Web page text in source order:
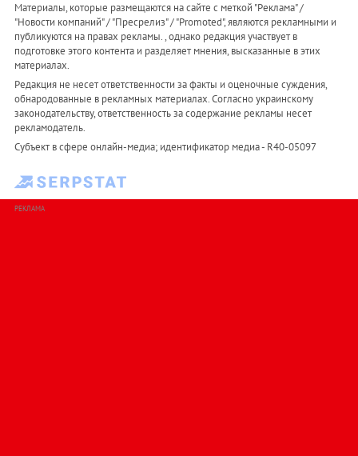
Материалы, которые размещаются на сайте с меткой "Реклама" /
"Новости компаний" / "Пресрелиз" / "Promoted", являются рекламными и
публикуются на правах рекламы. , однако редакция участвует в
подготовке этого контента и разделяет мнения, высказанные в этих
материалах.
Редакция не несет ответственности за факты и оценочные суждения,
обнародованные в рекламных материалах. Согласно украинскому
законодательству, ответственность за содержание рекламы несет
рекламодатель.
Субъект в сфере онлайн-медиа; идентификатор медиа - R40-05097
РЕКЛАМА